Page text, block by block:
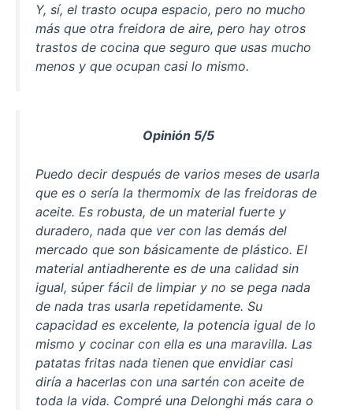
Y, sí, el trasto ocupa espacio, pero no mucho
más que otra freidora de aire, pero hay otros
trastos de cocina que seguro que usas mucho
menos y que ocupan casi lo mismo.
Opinión 5/5
Puedo decir después de varios meses de usarla
que es o sería la thermomix de las freidoras de
aceite. Es robusta, de un material fuerte y
duradero, nada que ver con las demás del
mercado que son básicamente de plástico. El
material antiadherente es de una calidad sin
igual, súper fácil de limpiar y no se pega nada
de nada tras usarla repetidamente. Su
capacidad es excelente, la potencia igual de lo
mismo y cocinar con ella es una maravilla. Las
patatas fritas nada tienen que envidiar casi
diría a hacerlas con una sartén con aceite de
toda la vida. Compré una Delonghi más cara o